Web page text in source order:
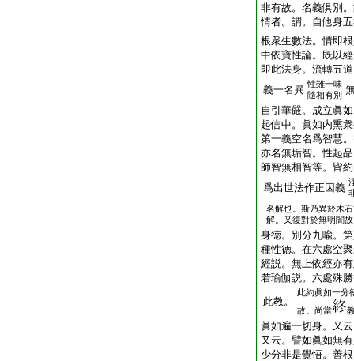
非有故。名義倶別
情者。謂。自他身
根衆生數法。情即
中依寶性論。既以
即此法身。流轉五
義一名異 性雖一味
隨相有別
自引華嚴。成立眞
起信中。眞如内熏
第一義空名爲智慧
亦名無垢智。性起
師智無相智等。皆
爲出世法作正因義
名解也。斯乃異於木
解。又復對於無明闇
身徳。別分九喩。
種性徳。在六處空
經説。無上依經亦
若瑜伽説。六處殊
此教。
此約眞如一分
故。尚當
眞如遍一切身。又
又云。譬如眞如無
少分非是覺悟。善